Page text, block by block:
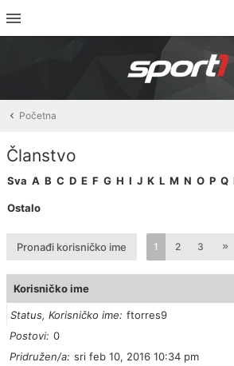
Početna
Članstvo
Sva A B C D E F G H I J K L M N O P Q
Ostalo
Pronađi korisničko ime 1 2 3
Korisničko ime
Status, Korisničko ime
ftorres9
Postovi 0
Pridružen/a sri feb 10, 2016 10:34 pm